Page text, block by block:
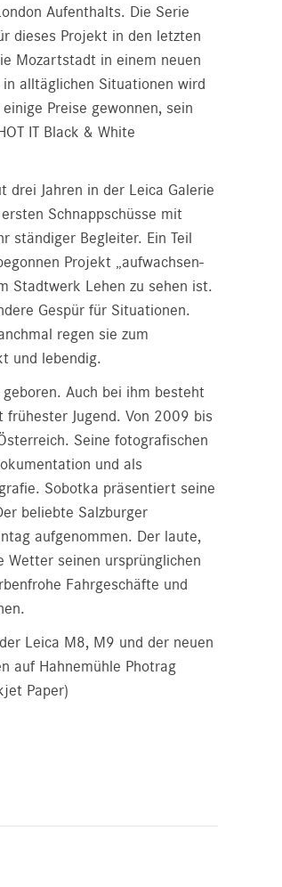
Aufenthalts. Die Serie
dieses Projekt in den letzten
Mozartstadt in einem neuen
alltäglichen Situationen wird
Preise gewonnen, sein
IT Black & White
drei Jahren in der Leica Galerie
Schnappschüsse mit
ständiger Begleiter. Ein Teil
Projekt „aufwachsen-
Stadtwerk Lehen zu sehen ist.
Gespür für Situationen.
regen sie zum
und lebendig.
Auch bei ihm besteht
Jugend. Von 2009 bis
Seine fotografischen
und als
Sobotka präsentiert seine
beliebte Salzburger
aufgenommen. Der laute,
seinen ursprünglichen
Fahrgeschäfte und
Leica M8, M9 und der neuen
auf Hahnemühle Photrag
Paper)